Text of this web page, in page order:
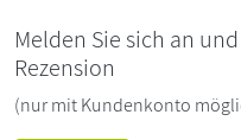
Melden Sie sich an
Rezension
(nur mit Kundenkonto